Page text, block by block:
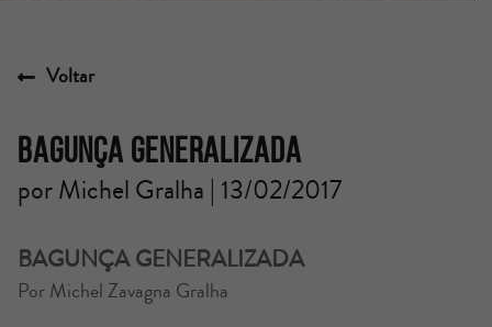
Voltar
Bagunça generalizada
por Michel Gralha | 13/02/2017
BAGUNÇA GENERALIZADA
Por Michel Zavagna Gralha